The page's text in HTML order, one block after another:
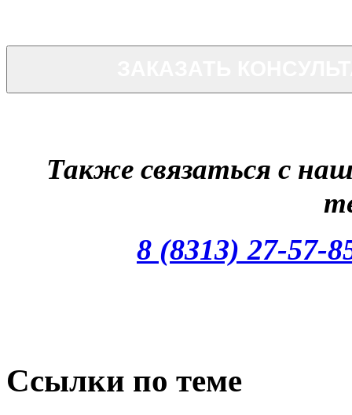
Также связаться с
8 (8313) 27-57-
Ссылки по теме